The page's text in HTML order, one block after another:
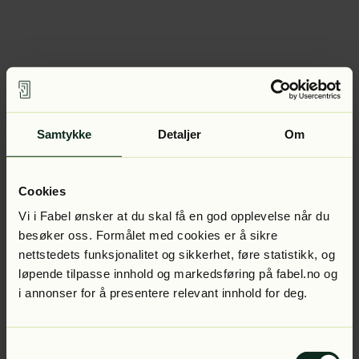
Samtykke Detaljer Om
Cookies
Vi i Fabel ønsker at du skal få en god opplevelse når du
besøker oss. Formålet med cookies er å sikre
nettstedets funksjonalitet og sikkerhet, føre statistikk, og
løpende tilpasse innhold og markedsføring på fabel.no og
i annonser for å presentere relevant innhold for deg.